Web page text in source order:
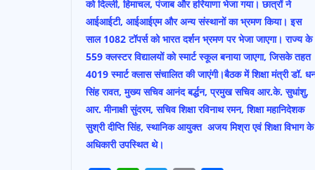
को दिल्ली, हिमाचल, पंजाब और हरियाणा भेजा गया। छात्रों ने
आईआईटी, आईआईएम और अन्य संस्थानों का भ्रमण किया। इस
साल 1082 टॉपर्स को भारत दर्शन भ्रमण पर भेजा जाएगा। राज्य के
559 क्लस्टर विद्यालयों को स्मार्ट स्कूल बनाया जाएगा, जिसके तहत
4019 स्मार्ट क्लास संचालित की जाएंगी।बैठक में शिक्षा मंत्री डॉ.
सिंह रावत, मुख्य सचिव आनंद बर्द्धन, प्रमुख सचिव आर.के. सुधांशु,
आर. मीनाक्षी सुंदरम, सचिव शिक्षा रविनाथ रमन, शिक्षा महानिदेशक
सुश्री दीप्ति सिंह, स्थानिक आयुक्त अजय मिश्रा एवं शिक्षा विभाग के
अधिकारी उपस्थित थे।